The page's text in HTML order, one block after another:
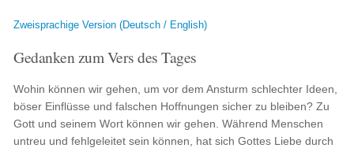
Zweisprachige Version (Deutsch / English)
Gedanken zum Vers des Tages
Wohin können wir gehen, um vor dem Ansturm schlechter Ideen,
böser Einflüsse und falschen Hoffnungen sicher zu bleiben? Zu
Gott und seinem Wort können wir gehen. Während Menschen
untreu und fehlgeleitet sein können, hat sich Gottes Liebe durch